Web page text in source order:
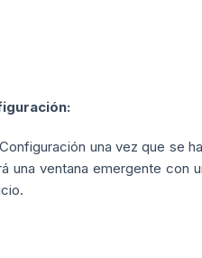
una vez que se
una ventana emergente con